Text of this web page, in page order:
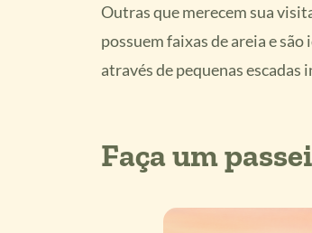
Outras que merecem sua
possuem faixas de areia e
através de pequenas escadas
Faça um